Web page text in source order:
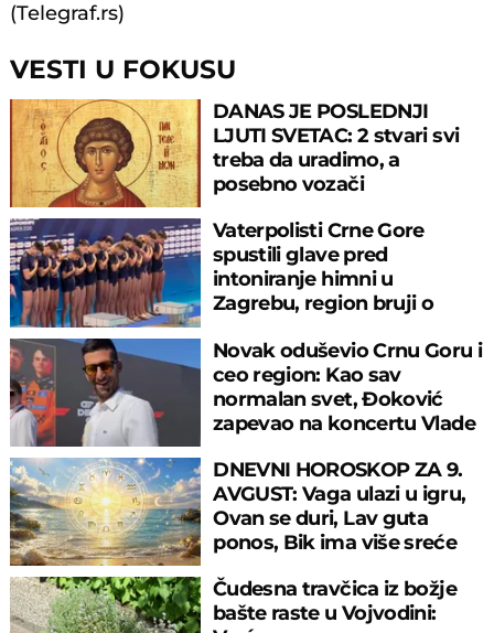
(Telegraf.rs)
VESTI U FOKUSU
DANAS JE POSLEDNJI
LJUTI SVETAC: 2 stvari svi
treba da uradimo, a
posebno vozači
Vaterpolisti Crne Gore
spustili glave pred
intoniranje himni u
Zagrebu, region bruji o
Novak oduševio Crnu Goru i
ceo region: Kao sav
normalan svet, Đoković
zapevao na koncertu Vlade
DNEVNI HOROSKOP ZA 9.
AVGUST: Vaga ulazi u igru,
Ovan se duri, Lav guta
ponos, Bik ima više sreće
Čudesna travčica iz božje
bašte raste u Vojvodini: